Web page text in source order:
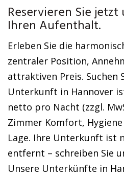
Reservieren Sie
Ihren Aufenthalt.
Erleben Sie die
zentraler Position,
attraktiven Preis. Suchen
Unterkunft in Hannover
netto pro Nacht (zzgl.
Zimmer Komfort,
Lage. Ihre Unterkunft ist
entfernt – schreiben Sie
Unsere Unterkünfte in